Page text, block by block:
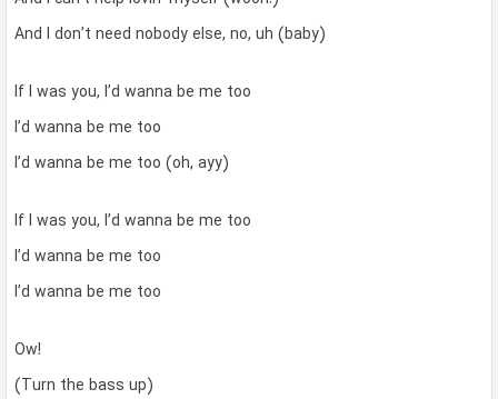
And I don’t need nobody else, no, uh (baby)
If I was you, I’d wanna be me too
I’d wanna be me too
I’d wanna be me too (oh, ayy)
If I was you, I’d wanna be me too
I’d wanna be me too
I’d wanna be me too
Ow!
(Turn the bass up)